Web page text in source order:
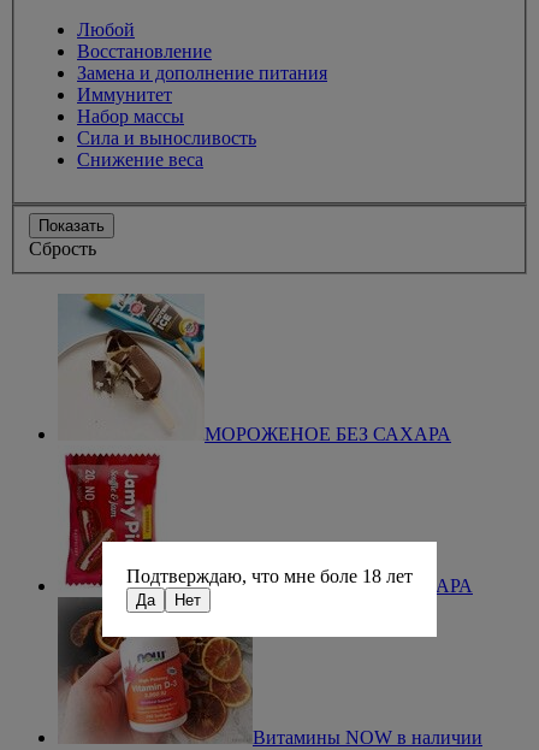
Любой
Восстановление
Замена и дополнение питания
Иммунитет
Набор массы
Сила и выносливость
Снижение веса
Показать
Сбрость
МОРОЖЕНОЕ БЕЗ САХАРА
Новое печенье - суфле БЕЗ САХАРА
Витамины NOW в наличии
Подтверждаю, что мне боле 18 лет
Да Нет